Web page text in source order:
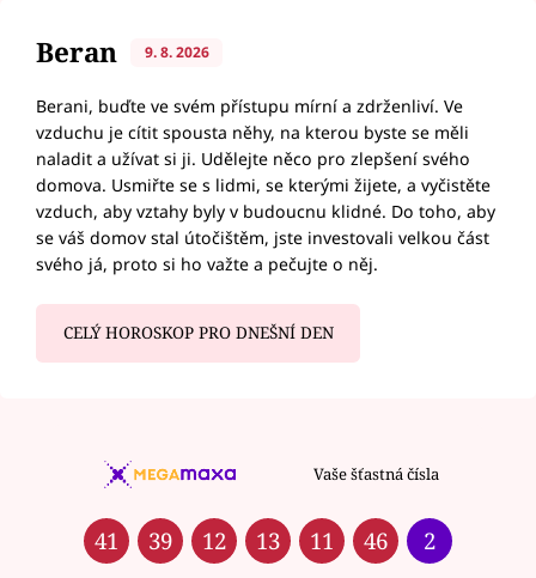
Beran 9. 8. 2026
Berani, buďte ve svém přístupu mírní a zdrženliví. Ve
vzduchu je cítit spousta něhy, na kterou byste se měli
naladit a užívat si ji. Udělejte něco pro zlepšení svého
domova. Usmiřte se s lidmi, se kterými žijete, a vyčistěte
vzduch, aby vztahy byly v budoucnu klidné. Do toho, aby
se váš domov stal útočištěm, jste investovali velkou část
svého já, proto si ho važte a pečujte o něj.
CELÝ HOROSKOP PRO DNEŠNÍ DEN
Vaše šťastná čísla
41 39 12 13 11 46 2